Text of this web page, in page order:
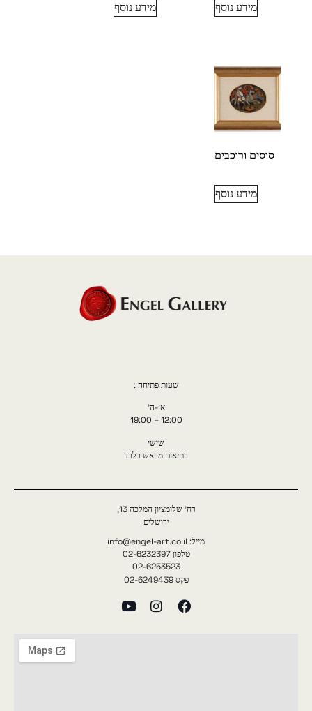
מידע נוסף מידע נוסף
סוסים ורוכבים
מידע נוסף
שעות פתיחה :
א'-ה'
12:00 – 19:00
שישי
בתיאום מראש בלבד
רח' שלומציון המלכה 13,
ירושלים
מייל: info@engel-art.co.il
טלפון 02-6232397
02-6253523
פקס 02-6249439